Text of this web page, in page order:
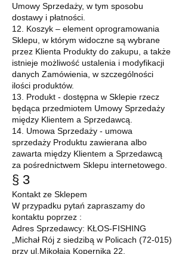
Umowy Sprzedaży, w tym sposobu
dostawy i płatności.
12. Koszyk – element oprogramowania
Sklepu, w którym widoczne są wybrane
przez Klienta Produkty do zakupu, a także
istnieje możliwość ustalenia i modyfikacji
danych Zamówienia, w szczególności
ilości produktów.
13. Produkt - dostępna w Sklepie rzecz
będąca przedmiotem Umowy Sprzedaży
między Klientem a Sprzedawcą.
14. Umowa Sprzedaży - umowa
sprzedaży Produktu zawierana albo
zawarta między Klientem a Sprzedawcą
za pośrednictwem Sklepu internetowego.
§ 3
Kontakt ze Sklepem
W przypadku pytań zapraszamy do
kontaktu poprzez :
Adres Sprzedawcy: KŁOS-FISHING
„Michał Rój z siedzibą w Policach (72-015)
przy ul.Mikołaja Kopernika 22.